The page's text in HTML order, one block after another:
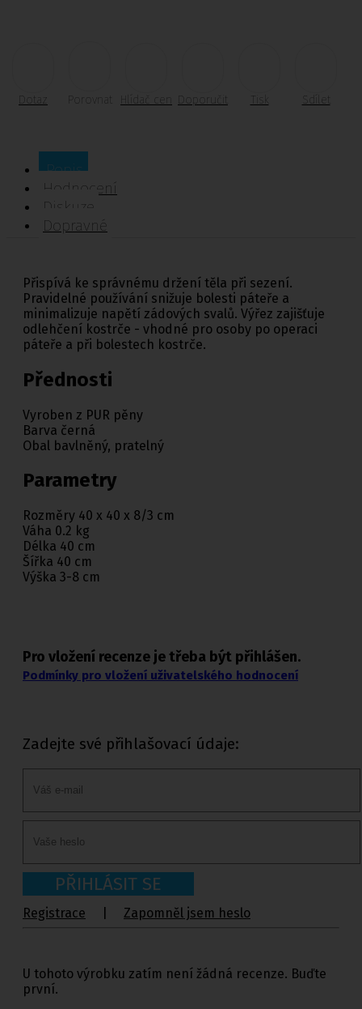
Dotaz Porovnat Doporučit Tisk Sdílet
Popis
Hodnocení
Diskuze
Dopravné
Přispívá ke správnému držení těla při sezení.
Pravidelné používání snižuje bolesti páteře a
minimalizuje napětí zádových svalů. Výřez zajišťuje
odlehčení kostrče - vhodné pro osoby po operaci
páteře a při bolestech kostrče.
Přednosti
Vyroben z PUR pěny
Barva černá
Obal bavlněný, pratelný
Parametry
Rozměry 40 x 40 x 8/3 cm
Váha 0.2 kg
Délka 40 cm
Šířka 40 cm
Výška 3-8 cm
Pro vložení recenze je třeba být přihlášen.
Podmínky pro vložení uživatelského hodnocení
Zadejte své přihlašovací údaje:
PŘIHLÁSIT SE
Registrace Zapomněl jsem heslo
U tohoto výrobku zatím není žádná recenze. Buďte
první.